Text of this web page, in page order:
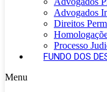
Advogados
Direitos
Processo
FUNDO DOS
Menu